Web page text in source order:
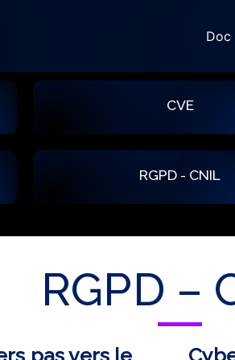
CVE
RGPD - CNIL
Doc
RGPD –
pas vers le